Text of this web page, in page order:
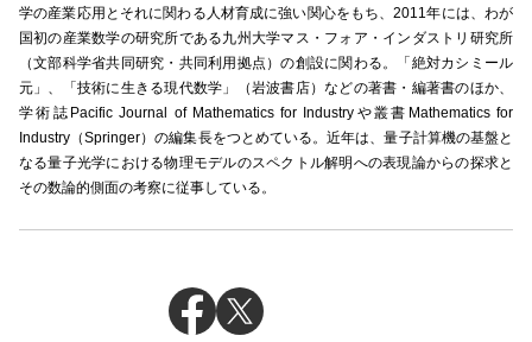
学の産業応用とそれに関わる人材育成に強い関心をもち、2011年には、わが
国初の産業数学の研究所である九州大学マス・フォア・インダストリ研究所
（文部科学省共同研究・共同利用拠点）の創設に関わる。「絶対カシミール
元」、「技術に生きる現代数学」（岩波書店）などの著書・編著書のほか、
学術誌Pacific Journal of Mathematics for Industryや叢書Mathematics for
Industry（Springer）の編集長をつとめている。近年は、量子計算機の基盤と
なる量子光学における物理モデルのスペクトル解明への表現論からの探求と
その数論的側面の考察に従事している。